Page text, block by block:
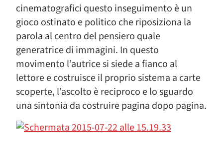
cinematografici questo inseguimento è un
gioco ostinato e politico che riposiziona la
parola al centro del pensiero quale
generatrice di immagini. In questo
movimento l’autrice si siede a fianco al
lettore e costruisce il proprio sistema a carte
scoperte, l’ascolto è reciproco e lo sguardo
una sintonia da costruire pagina dopo pagina.